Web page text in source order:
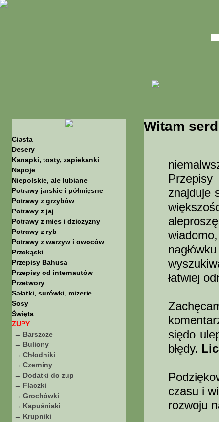
Ciasta
Desery
Kanapki, tosty, zapiekanki
Napoje
Niepolskie, ale lubiane
Potrawy jarskie i półmięsne
Potrawy z grzybów
Potrawy z jaj
Potrawy z mięs i dziczyzny
Potrawy z ryb
Potrawy z warzyw i owoców
Przekąski
Przepisy Bahusa
Przepisy od internautów
Przetwory
Sałatki, surówki, mizerie
Sosy
Święta
ZUPY
→ Barszcze
→ Buliony
→ Chłodniki
→ Czerniny
→ Dodatki do zup
→ Flaczki
→ Grochówki
→ Kapuśniaki
→ Krupniki
Witam
znajduje
łatwiej
siędo
błędy.
czasu i
rozwoju